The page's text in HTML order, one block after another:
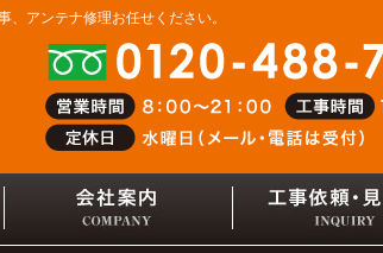
アンテナ修理お任せください。